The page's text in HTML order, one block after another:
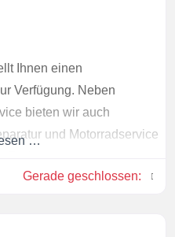
Ihnen einen
Verfügung. Neben
bieten wir auch
und Motorradservice
…
Gerade geschlossen: